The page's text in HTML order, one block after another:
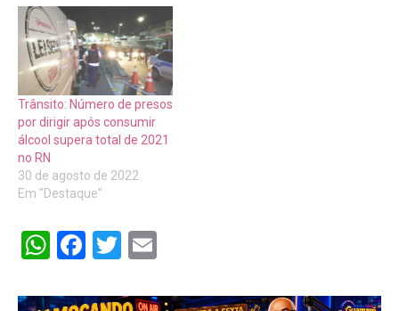
Trânsito: Número de presos
por dirigir após consumir
álcool supera total de 2021
no RN
30 de agosto de 2022
Em "Destaque"
WhatsApp
Facebook
Twitter